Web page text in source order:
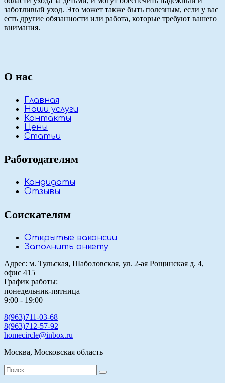
заботливый уход. Это может также быть полезным, если у вас
есть другие обязанности или работа, которые требуют вашего
внимания.
О нас
Главная
Наши услуги
Контакты
Цены
Статьи
Работодателям
Кандидаты
Отзывы
Соискателям
Открытые вакансии
Заполнить анкету
Адрес: м. Тульская, Шаболовская, ул. 2-ая Рощинская д. 4,
офис 415
График работы:
понедельник-пятница
9:00 - 19:00
8(963)711-03-68
8(963)712-57-92
homecircle@inbox.ru
Москва, Московская область
Search
for: